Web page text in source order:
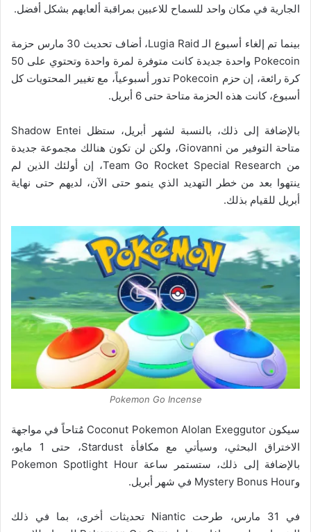
الجارية في مكان واحد للسماح للاعبين بمراقبة ألعابهم بشكل أفضل.
بينما تم إلغاء أسبوع الـ Lugia Raid، أضاف تحديث 30 مارس حزمة
Pokecoin واحدة جديدة كانت متوفرة لمرة واحدة وتحتوي على 50
كرة رائعة، إن حزم Pokecoin تدور أسبوعياً، مع تغيير المحتويات كل
أسبوع، كانت هذه الحزمة متاحة حتى 6 أبريل.
بالإضافة إلى ذلك، بالنسبة لشهر أبريل، ستظل Shadow Entei
متاحة التوفير من Giovanni، ولكن لن تكون هنالك مجموعة جديدة
من Team Go Rocket Special Research، إن أولئك الذين لم
ينتهوا بعد من خطر التهديد الذي ينمو حتى الآن، لديهم حتى نهاية
أبريل للقيام بذلك.
Pokemon Go Incense
سيكون Coconut Pokemon Alolan Exeggutor مُتاحاً في مواجهة
الاختراق البحثي، وسيأتي مع مكافأة Stardust، حتى 1 مايو،
بالإضافة إلى ذلك، ستستمر ساعة Pokemon Spotlight Hour
وMystery Bonus Hour في شهر أبريل.
في 31 مارس، طرحت Niantic تحديثات أخرى، بما في ذلك